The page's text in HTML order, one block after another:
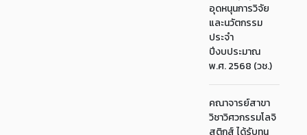
อุดหนุนการวิจัย
และนวัตกรรม
ประจำ
ปีงบประมาณ
พ.ศ. 2568 (วช.)
คณาจารย์สาขา
วิชาวิศวกรรมโลจิ
สติกส์ ได้รับทุน